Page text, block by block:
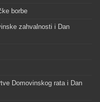
borbe
zahvalnosti i Dan
Domovinskog rata i Dan